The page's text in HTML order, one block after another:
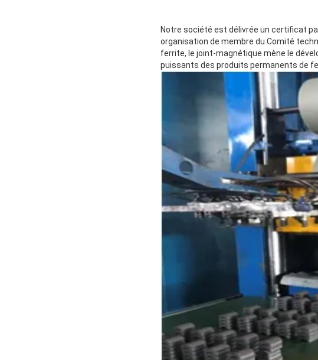
Notre société est délivrée un certificat
organisation de membre du Comité
ferrite, le joint-magnétique mène le
puissants des produits permanents de